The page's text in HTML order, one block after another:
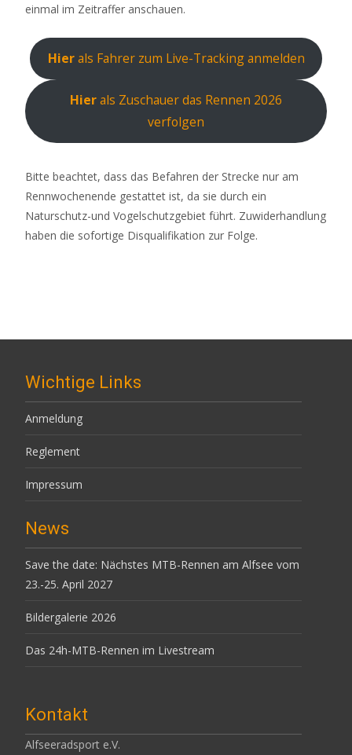
einmal im Zeitraffer anschauen.
Hierals Fahrer zum Live-Tracking anmelden
Hierals Zuschauer das Rennen 2026
verfolgen
Bitte beachtet, dass das Befahren der Strecke nur am
Rennwochenende gestattet ist, da sie durch ein
Naturschutz-und Vogelschutzgebiet führt. Zuwiderhandlung
haben die sofortige Disqualifikation zur Folge.
Wichtige Links
Anmeldung
Reglement
Impressum
News
Save the date: Nächstes MTB-Rennen am Alfsee vom
23.-25. April 2027
Bildergalerie 2026
Das 24h-MTB-Rennen im Livestream
Kontakt
Alfseeradsport e.V.